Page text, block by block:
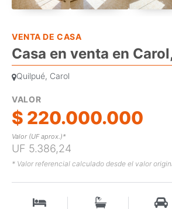
VENTA DE CASA
Casa en venta en
Quilpué, Carol
VALOR
$ 220.000.000
Valor (UF aprox.)*
UF 5.386,24
* Valor referencial calculado desde el valor